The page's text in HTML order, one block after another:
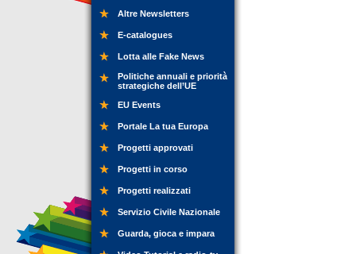
Altre Newsletters
E-catalogues
Lotta alle Fake News
Politiche annuali e priorità
strategiche dell’UE
EU Events
Portale La tua Europa
Progetti approvati
Progetti in corso
Progetti realizzati
Servizio Civile Nazionale
Guarda, gioca e impara